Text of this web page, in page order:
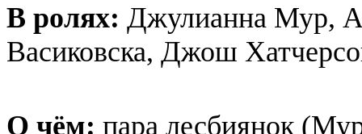
В ролях: Джулианна Мур,
Васиковска, Джош
О чём: пара лесбиянок